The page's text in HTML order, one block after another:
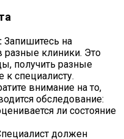
Запишитесь на
разные клиники. Это
получить разные
к специалисту.
внимание на то,
обследование:
ли состояние
должен